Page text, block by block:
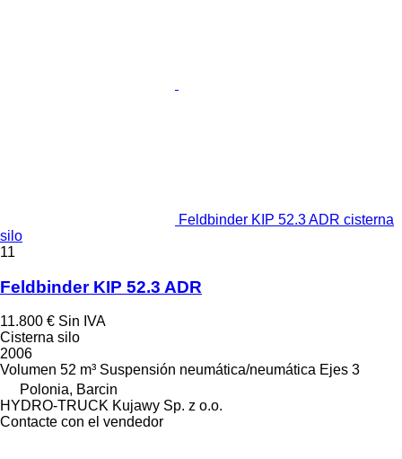
Feldbinder KIP 52.3 ADR cisterna
silo
11
Feldbinder KIP 52.3 ADR
11.800 € Sin IVA
Cisterna silo
2006
Volumen 52 m³ Suspensión neumática/neumática Ejes 3
Polonia, Barcin
HYDRO-TRUCK Kujawy Sp. z o.o.
Contacte con el vendedor